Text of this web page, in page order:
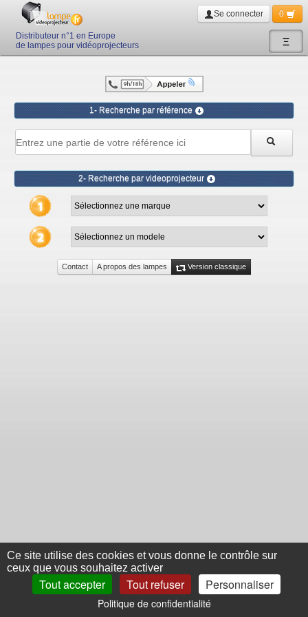
Ξ
Distributeur n°1 en Europe
de lampes pour vidéoprojecteurs
Se connecter 0
1- Recherche par référence
2- Recherche par videoprojecteur
Contact A propos des lampes Version classique
Ce site utilise des cookies et vous donne le contrôle sur
ceux que vous souhaitez activer
Tout accepter Tout refuser Personnaliser
Politique de confidentialité